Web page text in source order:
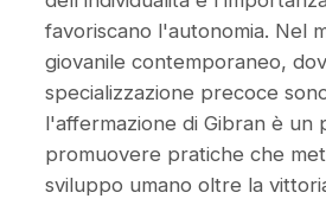
favoriscano l'autonomia. Nel
giovanile contemporaneo,
specializzazione precoce
l'affermazione di Gibran è un
promuovere pratiche che
sviluppo umano oltre la